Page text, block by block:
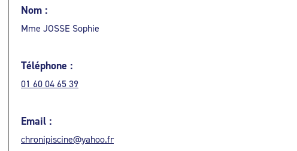
Nom :
Mme JOSSE Sophie
Téléphone :
01 60 04 65 39
Email :
chronipiscine@yahoo.fr